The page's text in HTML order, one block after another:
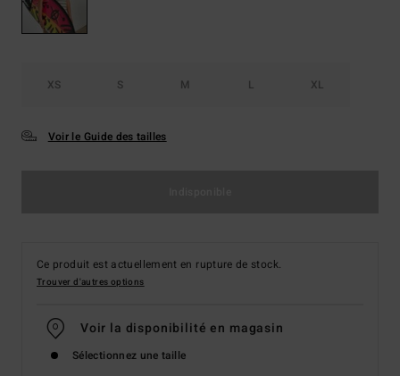
XS S M L XL
Voir le Guide des tailles
Ce produit est actuellement en rupture de stock.
Trouver d'autres options
Voir la disponibilité en magasin
Sélectionnez une taille